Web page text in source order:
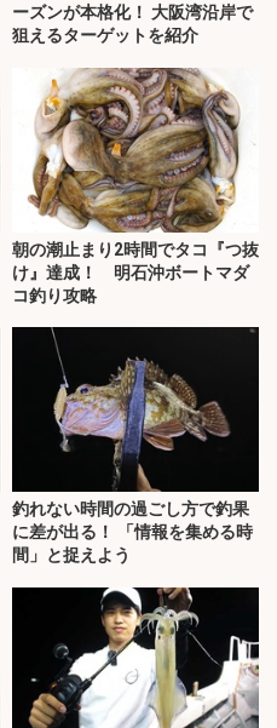
ーズンが本格化！ 大阪湾沿岸で
狙えるターゲットを紹介
朝の潮止まり2時間でタコ『つ抜
け』達成！ 明石沖ボートマダ
コ釣り攻略
釣れない時間の過ごし方で釣果
に差が出る！ 「情報を集める時
間」と捉えよう